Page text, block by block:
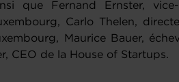
que Fernand Ernster,
Carlo Thelen,
Maurice Bauer,
CEO de la House of Startups.